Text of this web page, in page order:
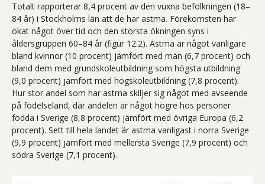
Totalt rapporterar 8,4 procent av den vuxna befolkningen (18–
84 år) i Stockholms län att de har astma. Förekomsten har
ökat något över tid och den största ökningen syns i
åldersgruppen 60–84 år (figur 12.2). Astma är något vanligare
bland kvinnor (10 procent) jämfört med män (6,7 procent) och
bland dem med grundskoleutbildning som högsta utbildning
(9,0 procent) jämfört med högskoleutbildning (7,8 procent).
Hur stor andel som har astma skiljer sig något med avseende
på födelseland, där andelen är något högre hos personer
födda i Sverige (8,8 procent) jämfört med övriga Europa (6,2
procent). Sett till hela landet är astma vanligast i norra Sverige
(9,9 procent) jämfört med mellersta Sverige (7,9 procent) och
södra Sverige (7,1 procent).